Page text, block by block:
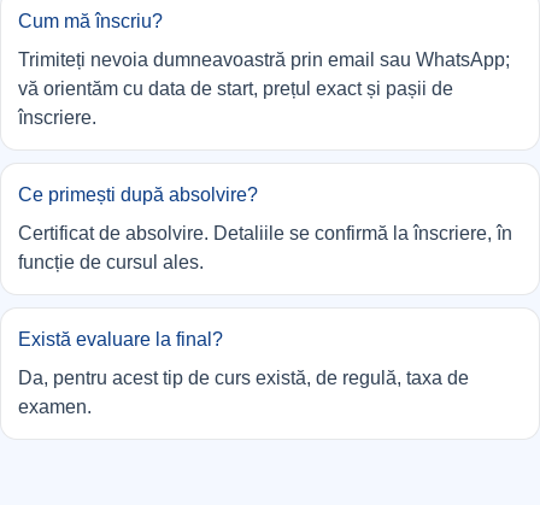
Cum mă înscriu?
Trimiteți nevoia dumneavoastră prin email sau WhatsApp;
vă orientăm cu data de start, prețul exact și pașii de
înscriere.
Ce primești după absolvire?
Certificat de absolvire. Detaliile se confirmă la înscriere, în
funcție de cursul ales.
Există evaluare la final?
Da, pentru acest tip de curs există, de regulă, taxa de
examen.